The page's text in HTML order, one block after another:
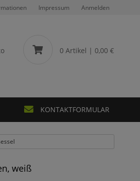
Impressum Anmelden
0 Artikel | 0,00 €
KONTAKTFORMULAR
weiß